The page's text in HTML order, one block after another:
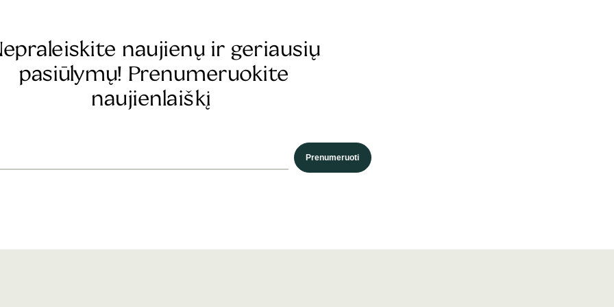
naujienų ir geriausių
pasiūlymų! Prenumeruokite
naujienlaiškį
Prenumeruoti